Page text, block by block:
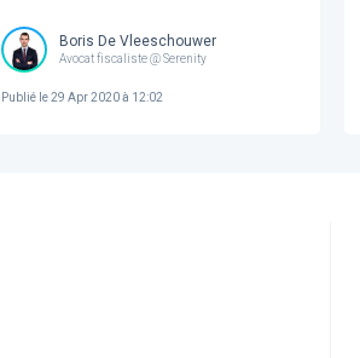
Boris De Vleeschouwer
Avocat fiscaliste @ Serenity
Publié le29 Apr 2020 à 12:02